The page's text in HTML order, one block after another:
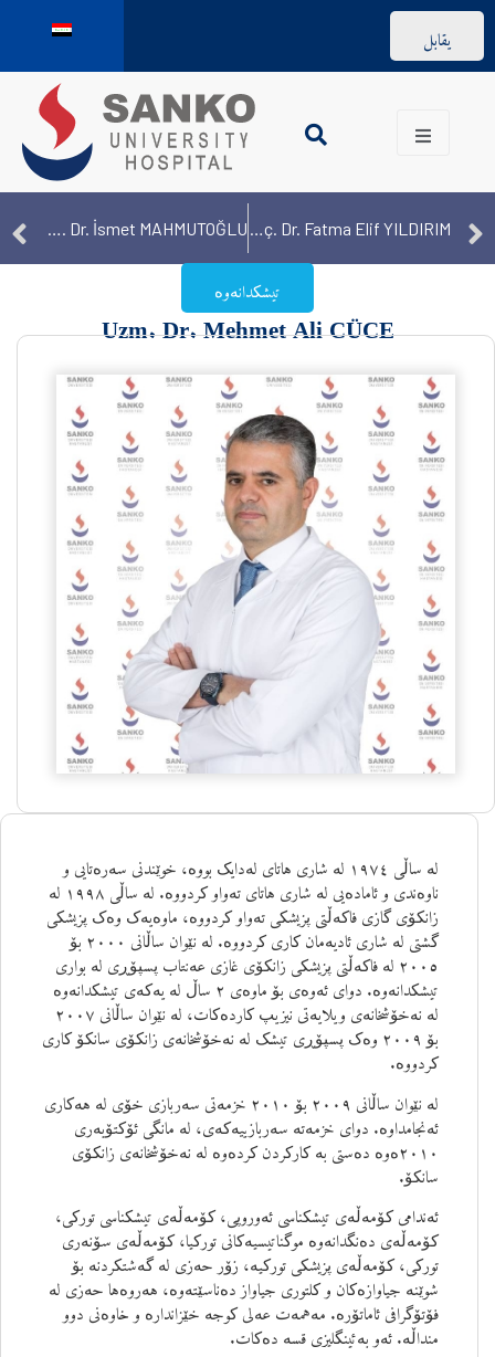
يقابل
تیشکدانەوە
Uzm. Dr. Mehmet Ali CÜCE
لە ساڵی ١٩٧٤ لە شاری هاتای لەدایک بووە، خوێندنی سەرەتایی و
ناوەندی و ئامادەیی لە شاری هاتای تەواو کردووە. لە ساڵی ١٩٩٨ لە
زانکۆی گازی فاکەڵتی پزیشکی تەواو کردووە، ماوەیەک وەک پزیشکی
گشتی لە شاری ئادیەمان کاری کردووە. لە نێوان ساڵانی ٢٠٠٠ بۆ
٢٠٠٥ لە فاکەڵتی پزیشکی زانکۆی غازی عەنتاب پسپۆڕی لە بواری
تیشکدانەوە. دوای ئەوەی بۆ ماوەی ٢ ساڵ لە یەکەی تیشکدانەوە
لە نەخۆشخانەی ویلایەتی نیزیپ کاردەکات، لە نێوان ساڵانی ٢٠٠٧
بۆ ٢٠٠٩ وەک پسپۆڕی تیشک لە نەخۆشخانەی زانکۆی سانکۆ کاری
کردووە.
لە نێوان ساڵانی ٢٠٠٩ بۆ ٢٠١٠ خزمەتی سەربازی خۆی لە هەکاری
ئەنجامداوە. دوای خزمەتە سەربازییەکەی، لە مانگی ئۆکتۆبەری
٢٠١٠ەوە دەستی بە کارکردن کردەوە لە نەخۆشخانەی زانکۆی
سانکۆ.
ئەندامی کۆمەڵەی تیشکناسی ئەوروپی، کۆمەڵەی تیشکناسی تورکی،
کۆمەڵەی دەنگدانەوە موگناتیسیەکانی تورکیا، کۆمەڵەی سۆنەری
تورکی، کۆمەڵەی پزیشکی تورکیە، زۆر حەزی لە گەشتکردنە بۆ
شوێنە جیاوازەکان و کلتوری جیاواز دەناسێتەوە، هەروەها حەزی لە
فۆتۆگرافی ئاماتۆرە. مەهمەت عەلی کوجە خێزاندارە و خاوەنی دوو
منداڵە. ئەو بەئینگلیزی قسە دەکات.